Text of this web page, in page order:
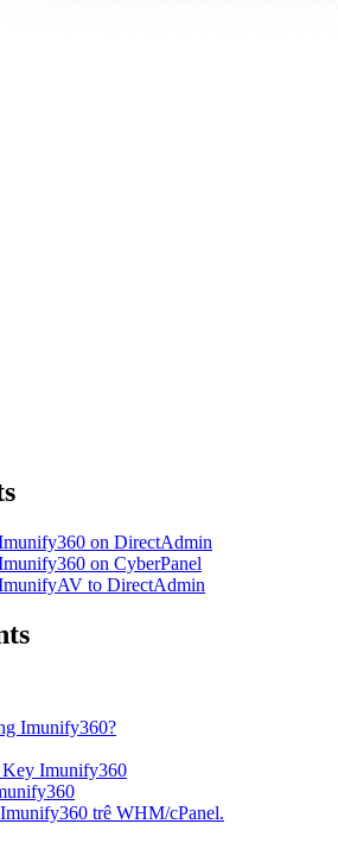
on DirectAdmin
on CyberPanel
to DirectAdmin
Imunify360?
Imunify360
trê WHM/cPanel.